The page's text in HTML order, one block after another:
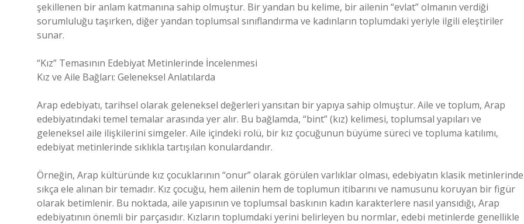
şekillenen bir anlam katmanına sahip olmuştur. Bir yandan bu kelime, bir ailenin “evlat” olmanın verdiği
sorumluluğu taşırken, diğer yandan toplumsal sınıflandırma ve kadınların toplumdaki yeriyle ilgili eleştiriler
sunar.
“Kız” Temasının Edebiyat Metinlerinde İncelenmesi
Kız ve Aile Bağları: Geleneksel Anlatılarda
Arap edebiyatı, tarihsel olarak geleneksel değerleri yansıtan bir yapıya sahip olmuştur. Aile ve toplum, Arap
edebiyatındaki temel temalar arasında yer alır. Bu bağlamda, “bint” (kız) kelimesi, toplumsal yapıları ve
geleneksel aile ilişkilerini simgeler. Aile içindeki rolü, bir kız çocuğunun büyüme süreci ve topluma katılımı,
edebiyat metinlerinde sıklıkla tartışılan konulardandır.
Örneğin, Arap kültüründe kız çocuklarının “onur” olarak görülen varlıklar olması, edebiyatın klasik metinlerinde
sıkça ele alınan bir temadır. Kız çocuğu, hem ailenin hem de toplumun itibarını ve namusunu koruyan bir figür
olarak betimlenir. Bu noktada, aile yapısının ve toplumsal baskının kadın karakterlere nasıl yansıdığı, Arap
edebiyatının önemli bir parçasıdır. Kızların toplumdaki yerini belirleyen bu normlar, edebi metinlerde genellikle